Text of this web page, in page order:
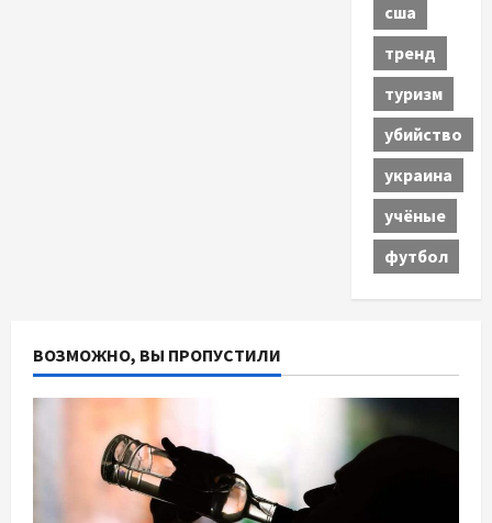
сша
тренд
туризм
убийство
украина
учёные
футбол
ВОЗМОЖНО, ВЫ ПРОПУСТИЛИ